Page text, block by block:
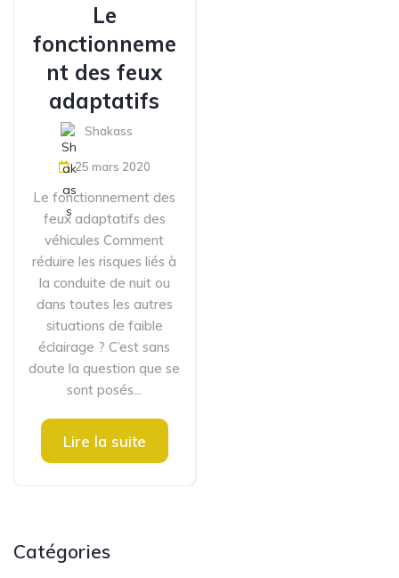
Le
fonctionneme
nt des feux
adaptatifs
Shakass
25 mars 2020
Le fonctionnement des
feux adaptatifs des
véhicules Comment
réduire les risques liés à
la conduite de nuit ou
dans toutes les autres
situations de faible
éclairage ? C’est sans
doute la question que se
sont posés...
Lire la suite
Catégories